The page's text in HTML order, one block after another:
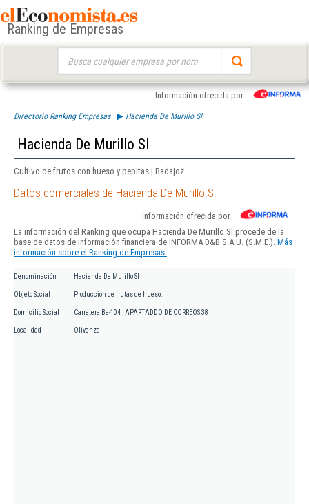
Ranking de Empresas
Información ofrecida por
Directorio Ranking Empresas Hacienda De Murillo Sl
Hacienda De Murillo Sl
Cultivo de frutos con hueso y pepitas | Badajoz
Datos comerciales de Hacienda De Murillo Sl
Información ofrecida por
La información del Ranking que ocupa Hacienda De Murillo Sl procede de la
base de datos de información financiera de INFORMA D&B S.A.U. (S.M.E.). Más
información sobre el Ranking de Empresas.
Denominación Hacienda De Murillo Sl
Objeto Social Producción de frutas de hueso.
Domicilio Social Carretera Ba-104 , APARTADDO DE CORREOS 38
Localidad Olivenza